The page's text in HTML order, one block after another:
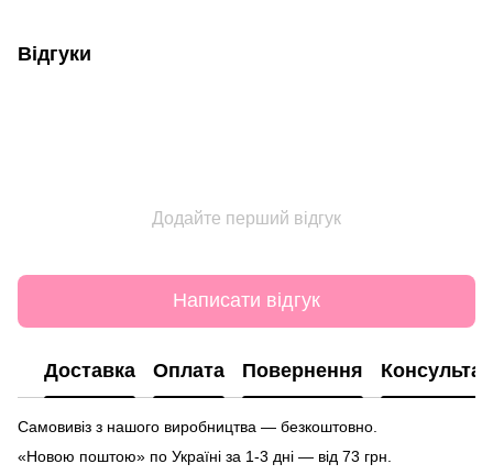
Відгуки
Додайте перший відгук
Написати відгук
Доставка Оплата Повернення
Самовивіз з нашого виробництва — безкоштовно.
«Новою поштою» по Україні за 1-3 дні — від 73 грн.